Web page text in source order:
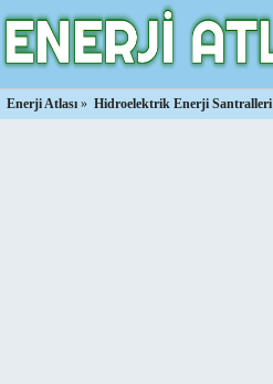
Enerji Atlası » Hidroelektrik Enerji Santralleri